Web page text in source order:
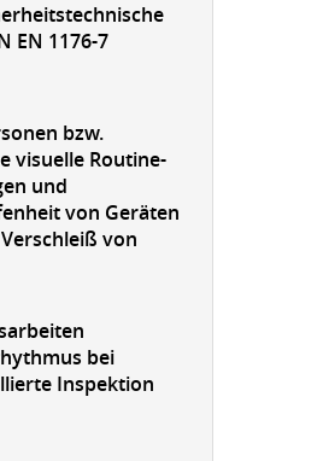
EN 1176-7
bzw.
visuelle Routine-
und
von Geräten
von
bei
Inspektion